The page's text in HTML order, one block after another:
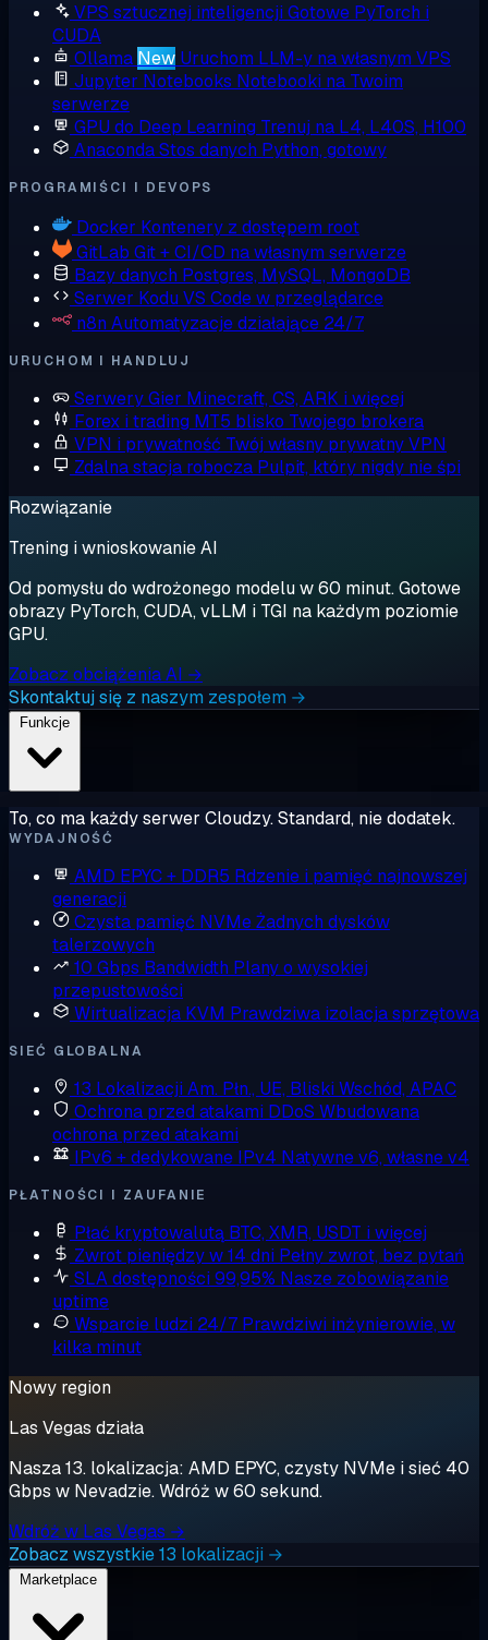
VPS sztucznej inteligencji Gotowe PyTorch i
CUDA
Ollama New Uruchom LLM-y na własnym VPS
Jupyter Notebooks Notebooki na Twoim
serwerze
GPU do Deep Learning Trenuj na L4, L40S, H100
AnacondaStos danych Python, gotowy
PROGRAMIŚCI I DEVOPS
Docker Kontenery z dostępem root
GitLab Git + CI/CD na własnym serwerze
Bazy danych Postgres, MySQL, MongoDB
Serwer Kodu VS Code w przeglądarce
n8n Automatyzacje działające 24/7
URUCHOM I HANDLUJ
Serwery Gier Minecraft, CS, ARK i więcej
Forex i trading MT5 blisko Twojego brokera
VPN i prywatność Twój własny prywatny VPN
Zdalna stacja robocza Pulpit, który nigdy nie śpi
Rozwiązanie
Trening i wnioskowanie AI
Od pomysłu do wdrożonego modelu w 60 minut. Gotowe
obrazy PyTorch, CUDA, vLLM i TGI na każdym poziomie
GPU.
Zobacz obciążenia AI →
Skontaktuj się z naszym zespołem →
To, co ma każdy serwer Cloudzy. Standard, nie dodatek.
WYDAJNOŚĆ
AMD EPYC + DDR5 Rdzenie i pamięć najnowszej
generacji
Czysta pamięć NVMeŻadnych dysków
talerzowych
10 Gbps Bandwidth Plany o wysokiej
przepustowości
Wirtualizacja KVM Prawdziwa izolacja sprzętowa
SIEĆ GLOBALNA
13 Lokalizacji Am. Płn., UE, Bliski Wschód, APAC
Ochrona przed atakami DDoS Wbudowana
ochrona przed atakami
IPv6 + dedykowane IPv4 Natywne v6, własne v4
PŁATNOŚCI I ZAUFANIE
Płać kryptowalutą BTC, XMR, USDT i więcej
Zwrot pieniędzy w 14 dni Pełny zwrot, bez pytań
SLA dostępności 99,95% Nasze zobowiązanie
uptime
Wsparcie ludzi 24/7 Prawdziwi inżynierowie, w
kilka minut
Nowy region
Las Vegas działa
Nasza 13. lokalizacja: AMD EPYC, czysty NVMe i sieć 40
Gbps w Nevadzie. Wdróż w 60 sekund.
Wdróż w Las Vegas →
Zobacz wszystkie 13 lokalizacji →